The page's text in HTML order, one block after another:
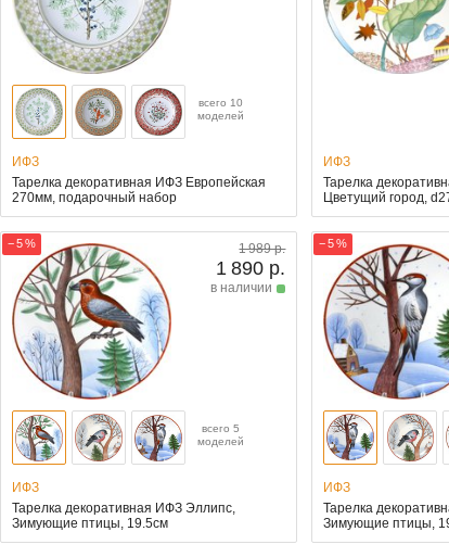
всего 10
моделей
ИФЗ
Тарелка декоративная ИФЗ Европейская
270мм, подарочный набор
ИФЗ
Тарелка
Цветущий город,
− 5 % 1 989 р.
1 890 р.
в наличии
всего 5
моделей
ИФЗ
Тарелка декоративная ИФЗ Эллипс,
Зимующие птицы, 19.5см
− 5 %
ИФЗ
Тарелка
Зимующие птицы,